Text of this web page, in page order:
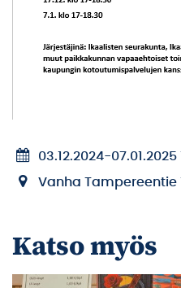
03.12.2024-07.01.2025
Vanha Tampereentie
Katso myös